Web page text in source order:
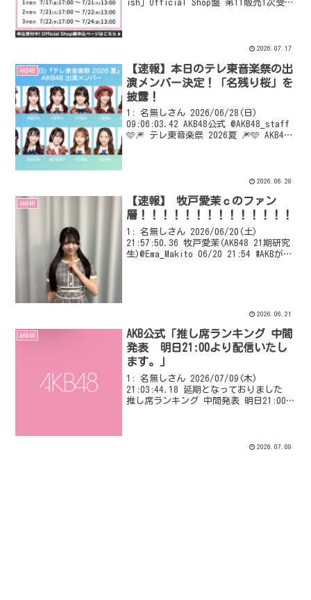
ish」Official Shop盤 第11販売1次受付
2026.07.17
AKB48
【速報】本日のテレ東音楽祭の出
演メンバー決定！「名残り桜」を
披露！
1: 名無しさん 2026/06/28(日)
09:06:03.42 AKB48公式 @AKB48_staff
🩵🎆 テレ東音楽祭 2026夏 🎆🩵 AKB48
2026.06.28
AKB48
【速報】 牧戸愛茉ｃのファン
層！！！！！！！！！！！！！！
1: 名無しさん 2026/06/20(土)
21:57:50.36 牧戸愛茉(AKB48 21期研究
生)@Ema_Makito 06/20 21:54 #AKBが好
2026.06.21
AKB48
AKB公式「推し席ランキング 中間
発表 明日21:00より配信いたし
ます。」
1: 名無しさん 2026/07/09(木)
21:03:44.18 延期となっておりました
推し席ランキング 中間発表 明日21:00よ
2026.07.09